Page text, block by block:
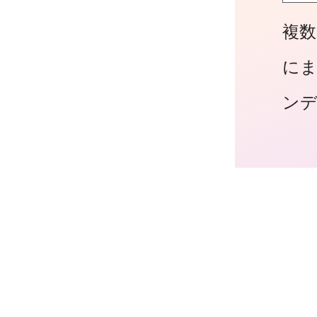
複
に
ン